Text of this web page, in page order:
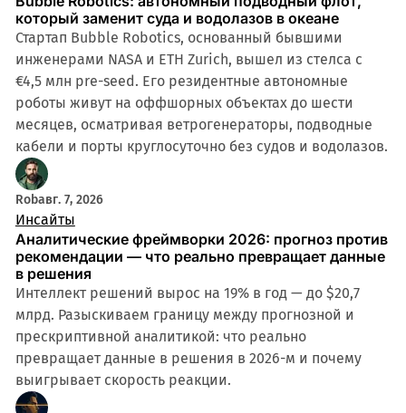
который заменит суда и водолазов в океане
Стартап Bubble Robotics, основанный бывшими
инженерами NASA и ETH Zurich, вышел из стелса с
€4,5 млн pre-seed. Его резидентные автономные
роботы живут на оффшорных объектах до шести
месяцев, осматривая ветрогенераторы, подводные
кабели и порты круглосуточно без судов и водолазов.
Robавг. 7, 2026
Инсайты
Аналитические фреймворки 2026: прогноз против
рекомендации — что реально превращает данные
в решения
Интеллект решений вырос на 19% в год — до $20,7
млрд. Разыскиваем границу между прогнозной и
прескриптивной аналитикой: что реально
превращает данные в решения в 2026-м и почему
выигрывает скорость реакции.